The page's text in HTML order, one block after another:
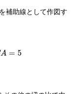
補助線として作図す
A = 5